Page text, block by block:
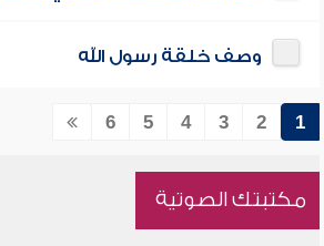
وصف خلقة رسول الله
1
2
3
4
5
6
مكتبتك الصوتية